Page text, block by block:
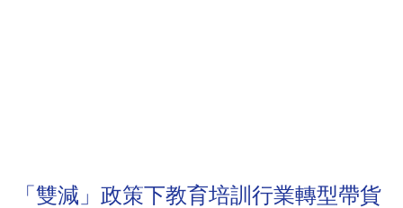
「雙減」政策下教育培訓行業轉型帶貨